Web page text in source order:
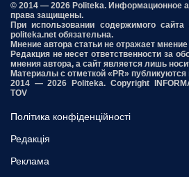
© 2014 — 2026 Politeka. Информационное
права защищены.
При использовании содержимого сайта
politeka.net обязательна.
Мнение автора статьи не отражает
Редакция не несет ответственности за
мнения автора, а сайт является лишь
Материалы с отметкой «PR»
2014 — 2026 Politeka. Copyright
TOV
Політика конфіденційності
Редакція
Реклама